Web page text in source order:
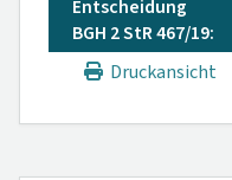
Entscheidung
BGH 2 StR 467/19:
Druckansicht